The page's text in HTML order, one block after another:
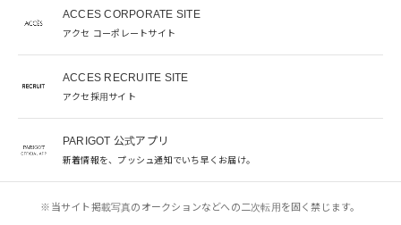
ACCES CORPORATE SITE
アクセ コーポレートサイト
ACCES RECRUITE SITE
アクセ採用サイト
PARIGOT 公式アプリ
新着情報を、プッシュ通知でいち早くお届け。
※当サイト掲載写真のオークションなどへの二次転用を固く禁じます。